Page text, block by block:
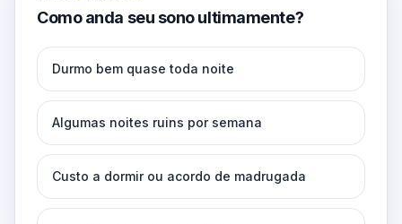
Como anda seu sono ultimamente?
Durmo bem quase toda noite
Algumas noites ruins por semana
Custo a dormir ou acordo de madrugada